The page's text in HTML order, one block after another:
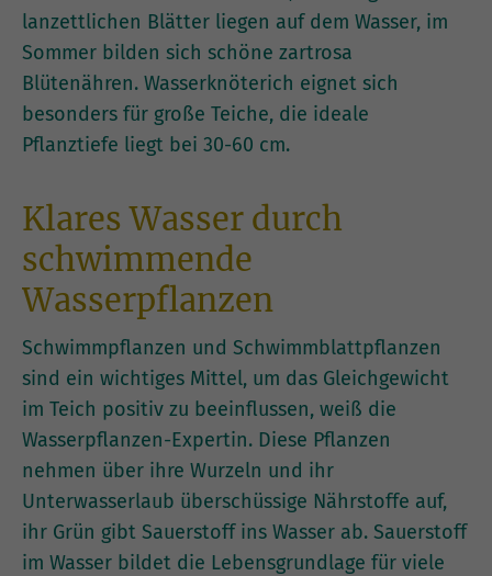
lanzettlichen Blätter liegen auf dem Wasser, im
Sommer bilden sich schöne zartrosa
Blütenähren. Wasserknöterich eignet sich
besonders für große Teiche, die ideale
Pflanztiefe liegt bei 30-60 cm.
Klares Wasser durch
schwimmende
Wasserpflanzen
Schwimmpflanzen und Schwimmblattpflanzen
sind ein wichtiges Mittel, um das Gleichgewicht
im Teich positiv zu beeinflussen, weiß die
Wasserpflanzen-Expertin. Diese Pflanzen
nehmen über ihre Wurzeln und ihr
Unterwasserlaub überschüssige Nährstoffe auf,
ihr Grün gibt Sauerstoff ins Wasser ab. Sauerstoff
im Wasser bildet die Lebensgrundlage für viele